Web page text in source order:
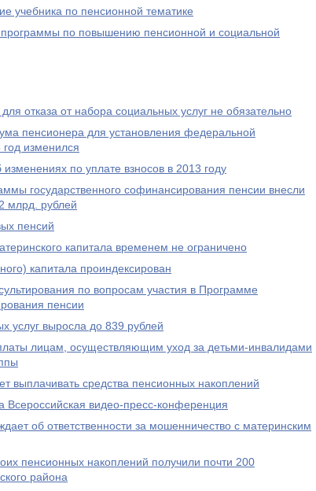
учебника по пенсионной тематике
программы по повышению пенсионной и социальной
отказа от набора социальных услуг не обязательно
пенсионера для установления федеральной
изменился
по уплате взносов в 2013 году
государственного софинансирования пенсии внесли
млрд. рублей
пенсий
капитала временем не ограничено
капитала проиндексирован
по вопросам участия в Программе
пенсии
услуг выросла до 839 рублей
лицам, осуществляющим уход за детьми-инвалидами
выплачивать средства пенсионных накоплений
видео-пресс-конференция
об ответственности за мошенничество с материнским
пенсионных накоплений получили почти 200
района